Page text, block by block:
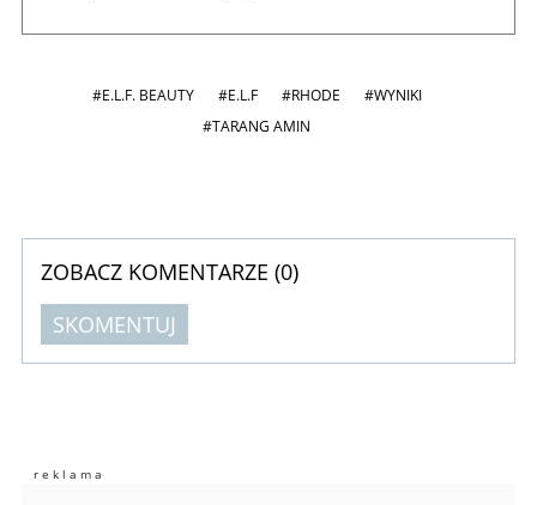
#E.L.F. BEAUTY #E.L.F #RHODE
#WYNIKI
#TARANG AMIN
ZOBACZ KOMENTARZE (0)
SKOMENTUJ
Imię (Wymagane)